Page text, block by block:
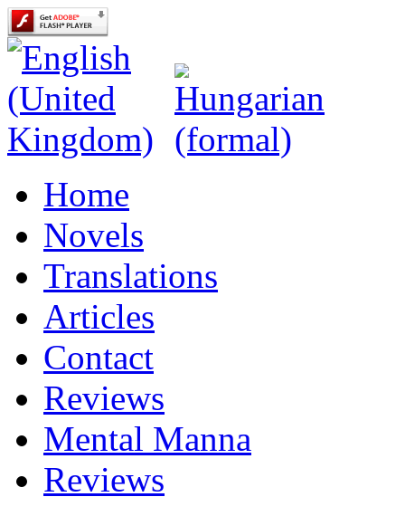
Home
Novels
Translations
Articles
Contact
Reviews
Mental Manna
Reviews